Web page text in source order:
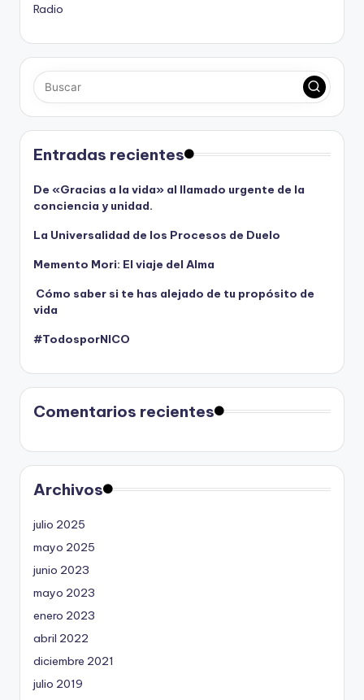
Radio
Entradas recientes
De «Gracias a la vida» al llamado urgente de la
conciencia y unidad.
La Universalidad de los Procesos de Duelo
Memento Mori: El viaje del Alma
Cómo saber si te has alejado de tu propósito de
vida
#TodosporNICO
Comentarios recientes
Archivos
julio 2025
mayo 2025
junio 2023
mayo 2023
enero 2023
abril 2022
diciembre 2021
julio 2019